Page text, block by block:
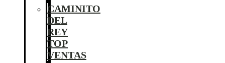
CAMINITO
DEL
REY
TOP
VENTAS